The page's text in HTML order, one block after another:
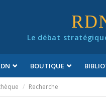
Le débat
BOUTIQUE
Recherche